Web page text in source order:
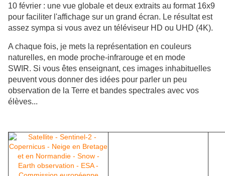
10 février : une vue globale et deux extraits au format 16x9
pour faciliter l'affichage sur un grand écran. Le résultat est
assez sympa si vous avez un téléviseur HD ou UHD (4K).
A chaque fois, je mets la représentation en couleurs
naturelles, en mode proche-infrarouge et en mode
SWIR. Si vous êtes enseignant, ces images inhabituelles
peuvent vous donner des idées pour parler un peu
observation de la Terre et bandes spectrales avec vos
élèves...